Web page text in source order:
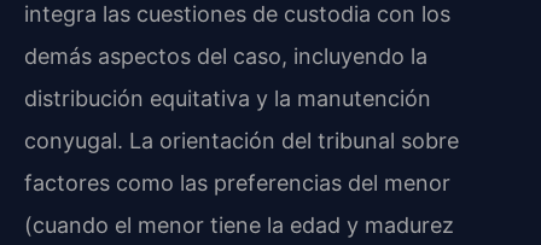
integra las cuestiones de custodia con los
demás aspectos del caso, incluyendo la
distribución equitativa y la manutención
conyugal. La orientación del tribunal sobre
factores como las preferencias del menor
(cuando el menor tiene la edad y madurez